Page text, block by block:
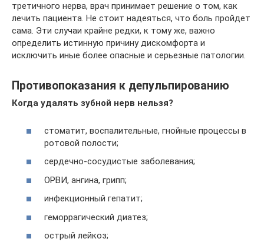
третичного нерва, врач принимает решение о том, как
лечить пациента. Не стоит надеяться, что боль пройдет
сама. Эти случаи крайне редки, к тому же, важно
определить истинную причину дискомфорта и
исключить иные более опасные и серьезные патологии.
Противопоказания к депульпированию
Когда удалять зубной нерв нельзя?
стоматит, воспалительные, гнойные процессы в
ротовой полости;
сердечно-сосудистые заболевания;
ОРВИ, ангина, грипп;
инфекционный гепатит;
геморрагический диатез;
острый лейкоз;